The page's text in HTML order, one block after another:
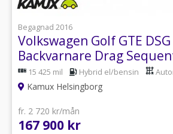
Begagnad 2016
Volkswagen Golf GTE DSG
Backvarnare Drag
15 425 mil Hybrid el/bensin
Kamux Helsingborg
fr. 2 720 kr/mån
167 900 kr